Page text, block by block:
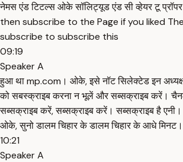
नेमस एंड टिटल्स ओके सॉलिट्यूड एंड सी व्हेयर टू
then subscribe to the Page if you liked
subscribe to subscribe this
09:19
Speaker A
हुआ था mp.com। ओके, इसे नॉट सिलेक्टेड इन
को सबस्क्राइब करना न भूलें और सब्सक्राइब करें।
सब्सक्राइब करें, सब्सक्राइब करें। सब्सक्राइब है
ओके, सुनो डालम चिहार के डालम चिहार के आधे मिनट।
10:21
Speaker A